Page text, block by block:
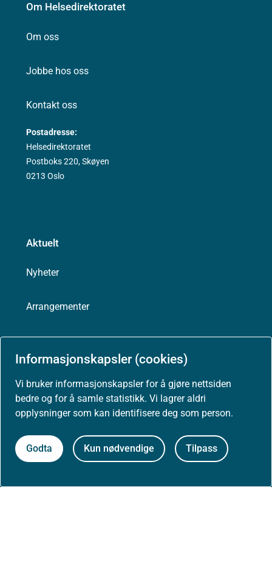
Informasjonskapsler (cookies)
Vi bruker informasjonskapsler for å gjøre nettsiden
bedre og for å samle statistikk. Vi lagrer aldri
opplysninger som kan identifisere deg som person.
Godta Kun nødvendige Tilpass
Om Helsedirektoratet
Om oss
Jobbe hos oss
Kontakt oss
Postadresse:
Helsedirektoratet
Postboks 220, Skøyen
0213 Oslo
Aktuelt
Nyheter
Arrangementer
Høringer
Om nettstedet